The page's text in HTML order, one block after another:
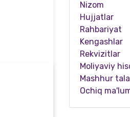
Nizom
Hujjatlar
Rahbariyat
Kengashlar
Rekvizitlar
Moliyaviy
Mashhur
Ochiq